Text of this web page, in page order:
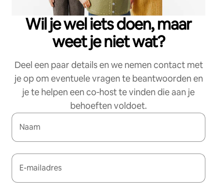
Wil je wel iets doen, maar
weet je niet wat?
Deel een paar details en we nemen contact met
je op om eventuele vragen te beantwoorden en
je te helpen een co‑host te vinden die aan je
behoeften voldoet.
Naam
E-mailadres